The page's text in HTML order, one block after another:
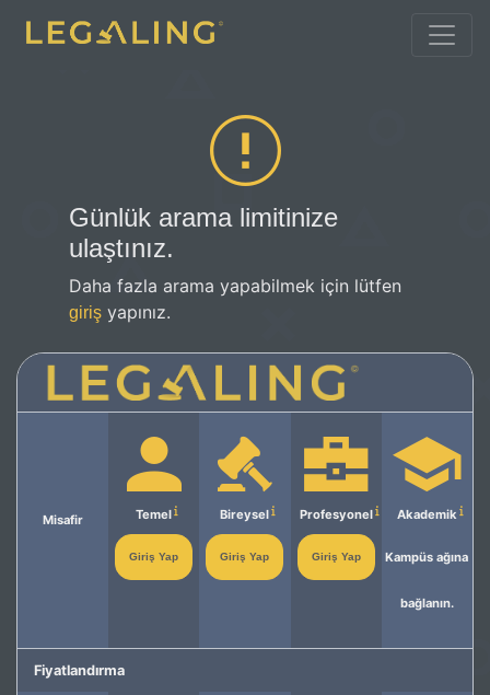
Günlük arama limitinize
ulaştınız.
Daha fazla arama yapabilmek için lütfen
giriş yapınız.
Misafir Temel
Giriş Yap
Bireysel
Giriş Yap
Profesyonel
Giriş Yap
Akademik
Kampüs ağına
bağlanın.
Fiyatlandırma